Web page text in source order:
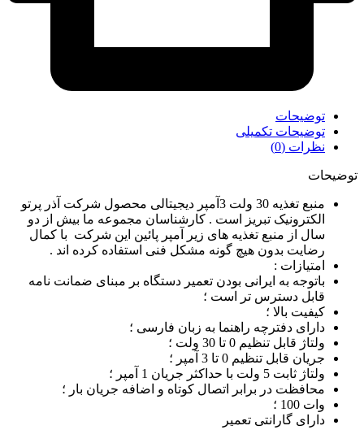
توضیحات
توضیحات تکمیلی
نظرات (0)
توضیحات
منبع تغذیه 30 ولت 3آمپر دیجیتالی محصول شرکت آذر پرتو
الکترونیک تبریز است . کارشناسان مجموعه ما بیش از دو
سال از منبع تغذیه های زیر آمپر پائین این شرکت با کمال
رضایت بدون هیچ گونه مشکل فنی استفاده کرده اند .
امتیازات :
باتوجه به ایرانی بودن تعمیر دستگاه بر مبنای ضمانت نامه
قابل دسترس تر است ؛
کیفیت بالا ؛
دارای دفترچه راهنما به زبان فارسی ؛
ولتاژ قابل تنظیم 0 تا 30 ولت ؛
جریان قابل تنظیم 0 تا 3 آمپر ؛
ولتاژ ثابت 5 ولت با حداکثر جریان 1 آمپر ؛
محافظت در برابر اتصال کوتاه و اضافه جریان بار ؛
وات 100 ؛
دارای گارانتی تعمیر